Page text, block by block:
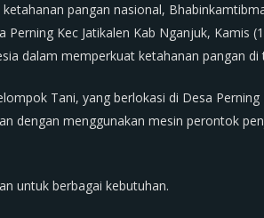
pangan nasional,
Kec Jatikalen Kab Nganjuk, Kamis
dalam memperkuat ketahanan pangan di
Tani, yang berlokasi di Desa
dengan menggunakan mesin perontok
untuk berbagai kebutuhan.